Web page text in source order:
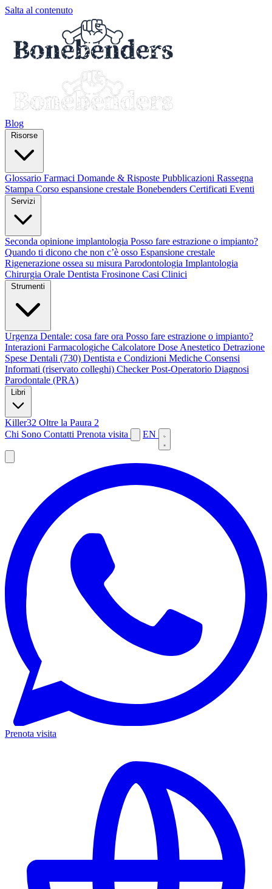
Salta al contenuto
Blog
Glossario Farmaci Domande & Risposte Pubblicazioni Rassegna
Stampa Corso espansione crestale Bonebenders Certificati Eventi
Seconda opinione implantologia Posso fare estrazione o impianto?
Quando ti dicono che non c’è osso Espansione crestale
Rigenerazione ossea su misura Parodontologia Implantologia
Chirurgia Orale Dentista Frosinone Casi Clinici
Urgenza Dentale: cosa fare ora Posso fare estrazione o impianto?
Interazioni Farmacologiche Calcolatore Dose Anestetico Detrazione
Spese Dentali (730) Dentista e Condizioni Mediche Consensi
Informati (riservato colleghi) Checker Post-Operatorio Diagnosi
Parodontale (PRA)
Killer32 Oltre la Paura 2
Chi Sono Contatti Prenota visita EN
Prenota visita